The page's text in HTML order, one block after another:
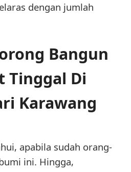
dengan jumlah
Bangun
Tinggal Di
Karawang
apabila sudah orang-
ini. Hingga,